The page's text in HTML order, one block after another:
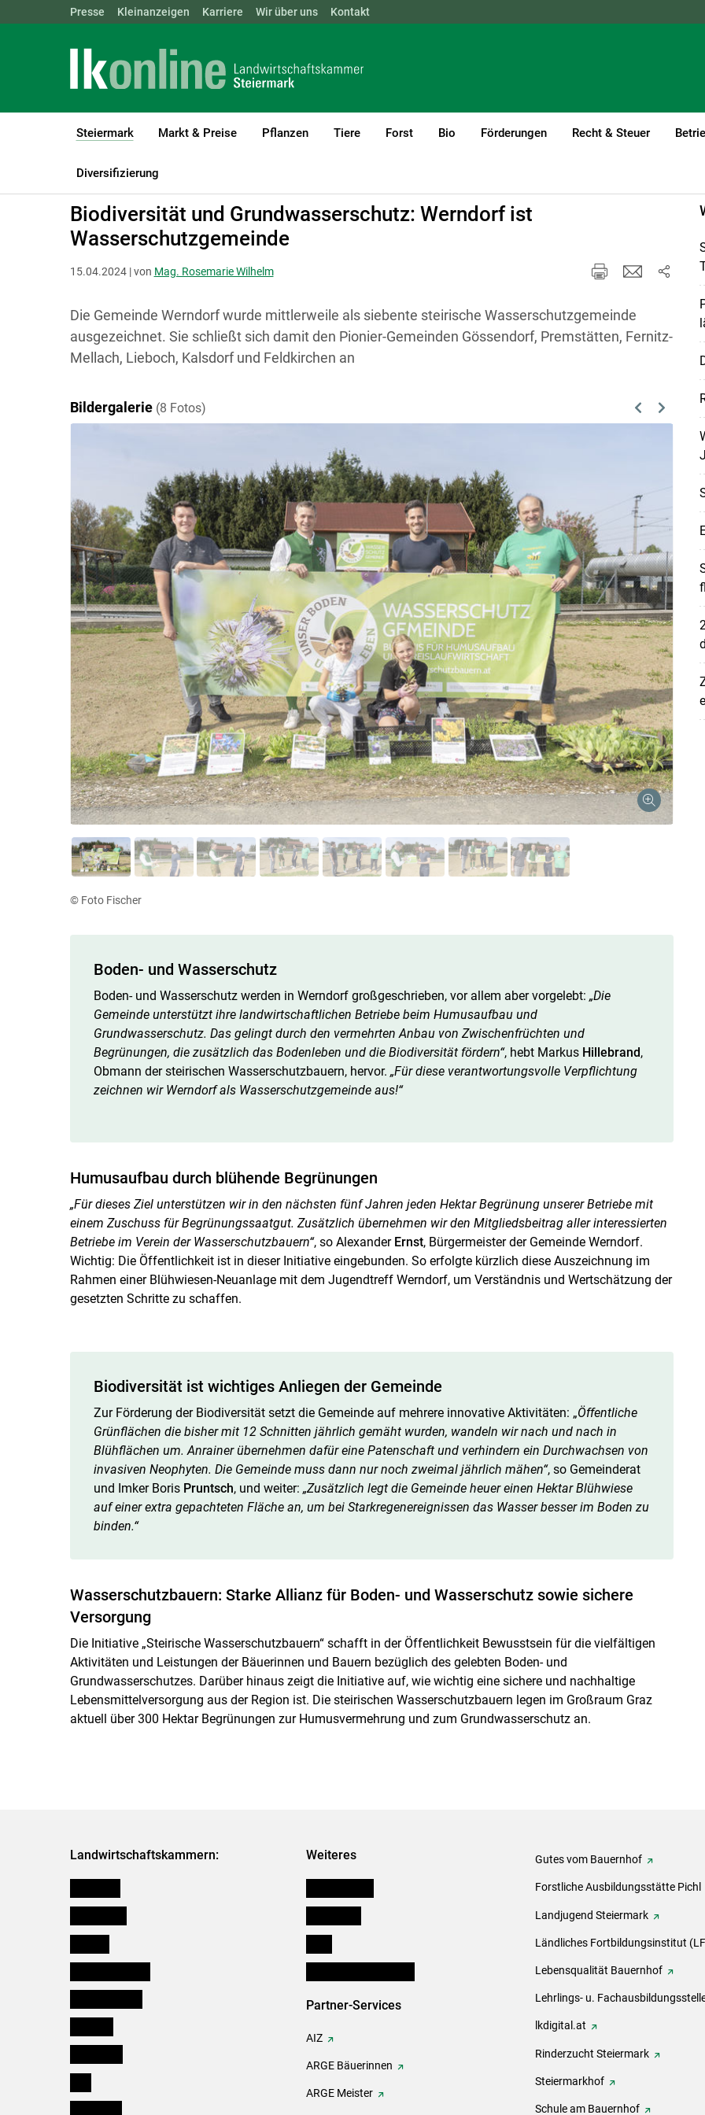
Skip to main content
Landwirtschaftskammern: ÖSTERREICH BGLD KTN NÖ
Presse Kleinanzeigen Karriere Wir über uns Kontakt
Steiermark
(current)1
Markt & Preise Pflanzen Tiere Forst Bio Förderungen Recht & Steuer
Diversifizierung
LK Steiermark Steiermark
Biodiversität und Grundwasserschutz: Werndorf ist
Wasserschutzgemeinde
15.04.2024 | von Mag. Rosemarie Wilhelm
Die Gemeinde Werndorf wurde mittlerweile als siebente steirische Wasserschutzgemeinde
ausgezeichnet. Sie schließt sich damit den Pionier-Gemeinden Gössendorf, Premstätten, Fernitz-
Mellach, Lieboch, Kalsdorf und Feldkirchen an
Bildergalerie (8 Fotos) Previous
Next
© Foto Fischer
Boden- und Wasserschutz
Boden- und Wasserschutz werden in Werndorf großgeschrieben, vor allem aber vorgelebt: „Die
Gemeinde unterstützt ihre landwirtschaftlichen Betriebe beim Humusaufbau und
Grundwasserschutz. Das gelingt durch den vermehrten Anbau von Zwischenfrüchten und
Begrünungen, die zusätzlich das Bodenleben und die Biodiversität fördern“, hebt Markus Hillebrand,
Obmann der steirischen Wasserschutzbauern, hervor. „Für diese verantwortungsvolle Verpflichtung
zeichnen wir Werndorf als Wasserschutzgemeinde aus!“
Humusaufbau durch blühende Begrünungen
„Für dieses Ziel unterstützen wir in den nächsten fünf Jahren jeden Hektar Begrünung unserer Betriebe mit
einem Zuschuss für Begrünungssaatgut. Zusätzlich übernehmen wir den Mitgliedsbeitrag aller interessierten
Betriebe im Verein der Wasserschutzbauern“, so Alexander Ernst, Bürgermeister der Gemeinde Werndorf.
Wichtig: Die Öffentlichkeit ist in dieser Initiative eingebunden. So erfolgte kürzlich diese Auszeichnung im
Rahmen einer Blühwiesen-Neuanlage mit dem Jugendtreff Werndorf, um Verständnis und Wertschätzung der
gesetzten Schritte zu schaffen.
Biodiversität ist wichtiges Anliegen der Gemeinde
Zur Förderung der Biodiversität setzt die Gemeinde auf mehrere innovative Aktivitäten: „Öffentliche
Grünflächen die bisher mit 12 Schnitten jährlich gemäht wurden, wandeln wir nach und nach in
Blühflächen um. Anrainer übernehmen dafür eine Patenschaft und verhindern ein Durchwachsen von
invasiven Neophyten. Die Gemeinde muss dann nur noch zweimal jährlich mähen“, so Gemeinderat
und Imker Boris Pruntsch, und weiter: „Zusätzlich legt die Gemeinde heuer einen Hektar Blühwiese
auf einer extra gepachteten Fläche an, um bei Starkregenereignissen das Wasser besser im Boden zu
binden.“
Wasserschutzbauern: Starke Allianz für Boden- und Wasserschutz sowie sichere
Versorgung
Die Initiative „Steirische Wasserschutzbauern“ schafft in der Öffentlichkeit Bewusstsein für die vielfältigen
Aktivitäten und Leistungen der Bäuerinnen und Bauern bezüglich des gelebten Boden- und
Grundwasserschutzes. Darüber hinaus zeigt die Initiative auf, wie wichtig eine sichere und nachhaltige
Lebensmittelversorgung aus der Region ist. Die steirischen Wasserschutzbauern legen im Großraum Graz
aktuell über 300 Hektar Begrünungen zur Humusvermehrung und zum Grundwasserschutz an.
Landwirtschaftskammern: Weiteres
Partner-Services
AIZ
ARGE Bäuerinnen
ARGE Meister
Gutes vom Bauernhof
Forstliche Ausbildungsstätte Pichl
Landjugend Steiermark
Ländliches Fortbildungsinstitut
Lebensqualität Bauernhof
Lehrlings- u.
lkdigital.at
Rinderzucht Steiermark
Steiermarkhof
Schule am Bauernhof